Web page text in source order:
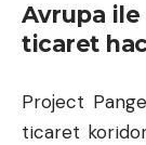
Avrupa ile
ticaret
Project
ticaret